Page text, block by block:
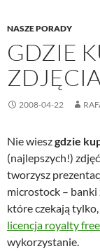
GDZIE
2008-04-22
tworzysz
microstock – banki
które czekają
licencja royalty free
wykorzystanie.